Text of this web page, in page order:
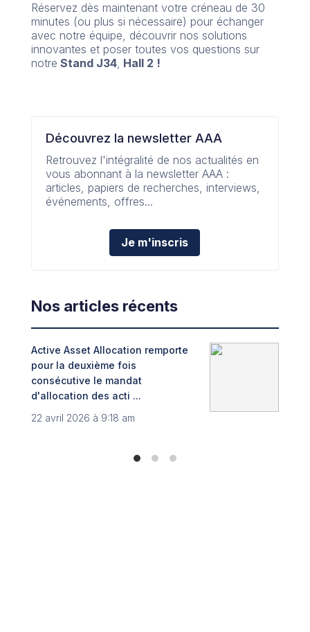
Réservez dès maintenant votre créneau de 30
minutes (ou plus si nécessaire) pour échanger
avec notre équipe, découvrir nos solutions
innovantes et poser toutes vos questions sur
notre Stand J34, Hall 2 !
Découvrez la newsletter AAA
Retrouvez l'intégralité de nos actualités en
vous abonnant à la newsletter AAA :
articles, papiers de recherches, interviews,
événements, offres...
Je m'inscris
Nos articles récents
Active Asset Allocation remporte
pour la deuxième fois
consécutive le mandat
d'allocation des acti ...
22 avril 2026 à 9:18 am